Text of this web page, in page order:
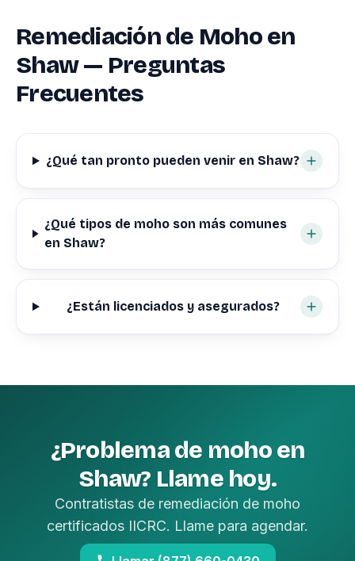
Remediación de Moho en
Shaw — Preguntas
Frecuentes
¿Qué tan pronto pueden venir en Shaw?
¿Qué tipos de moho son más comunes
en Shaw?
¿Están licenciados y asegurados?
¿Problema de moho en
Shaw? Llame hoy.
Contratistas de remediación de moho
certificados IICRC. Llame para agendar.